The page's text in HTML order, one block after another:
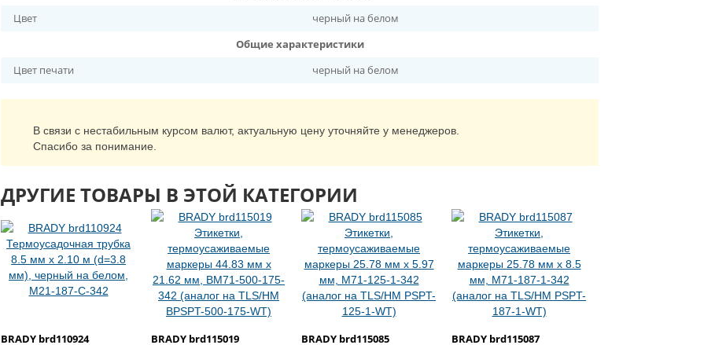
Цвет
черный на белом
Общие характеристики
Цвет печати
черный на белом
В связи с нестабильным курсом валют, актуальную цену уточняйте у менеджеров.
Спасибо за понимание.
ДРУГИЕ ТОВАРЫ В ЭТОЙ КАТЕГОРИИ
BRADY brd110924
BRADY brd115019
BRADY brd115085
BRADY brd115087